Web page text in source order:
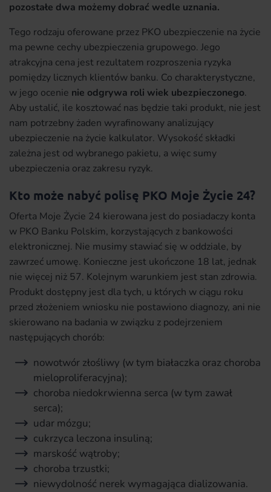
pozostałe dwa możemy dobrać wedle uznania.
Tego rodzaju oferowane przez PKO ubezpieczenie na życie
ma pewne cechy ubezpieczenia grupowego. Jego
atrakcyjna cena jest rezultatem rozproszenia ryzyka
pomiędzy licznych klientów banku. Co charakterystyczne,
w jego ocenie nie odgrywa roli wiek ubezpieczonego.
Aby ustalić, ile kosztować nas będzie taki produkt, nie jest
nam potrzebny żaden wyrafinowany analizujący
ubezpieczenie na życie kalkulator. Wysokość składki
zależna jest od wybranego pakietu, a więc sumy
ubezpieczenia oraz zakresu ryzyk.
Kto może nabyć polisę PKO Moje Życie 24?
Oferta Moje Życie 24 kierowana jest do posiadaczy konta
w PKO Banku Polskim, korzystających z bankowości
elektronicznej. Nie musimy stawiać się w oddziale, by
zawrzeć umowę. Konieczne jest ukończone 18 lat, jednak
nie więcej niż 57. Kolejnym warunkiem jest stan zdrowia.
Produkt dostępny jest dla tych, u których w ciągu roku
przed złożeniem wniosku nie postawiono diagnozy, ani nie
skierowano na badania w związku z podejrzeniem
następujących chorób:
nowotwór złośliwy (w tym białaczka oraz choroba
mieloproliferacyjna);
choroba niedokrwienna serca (w tym zawał
serca);
udar mózgu;
cukrzyca leczona insuliną;
marskość wątroby;
choroba trzustki;
niewydolność nerek wymagająca dializowania.